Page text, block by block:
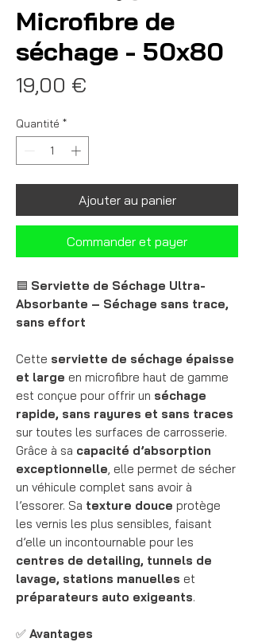
Microfibre de
séchage - 50x80
19,00 €
Quantité *
Ajouter au panier
Commander et payer
🟦 Serviette de Séchage Ultra-
Absorbante – Séchage sans trace,
sans effort
Cette serviette de séchage épaisse
et large en microfibre haut de gamme
est conçue pour offrir un séchage
rapide, sans rayures et sans traces
sur toutes les surfaces de carrosserie.
Grâce à sa capacité d’absorption
exceptionnelle , elle permet de sécher
un véhicule complet sans avoir à
l’essorer. Sa texture douce protège
les vernis les plus sensibles, faisant
d’elle un incontournable pour les
centres de detailing, tunnels de
lavage, stations manuelles et
préparateurs auto exigeants.
✅ Avantages